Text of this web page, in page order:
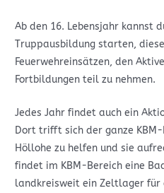
Ab den 16. Lebensjahr kannst
Truppausbildung starten,
Feuerwehreinsätzen, den
Fortbildungen teil zu nehmen.
Jedes Jahr findet auch ein
Dort trifft sich der ganze
Höllohe zu helfen und sie
findet im KBM-Bereich eine
landkreisweit ein Zeltlager für